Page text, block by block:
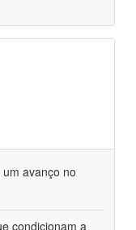
avanço no
condicionam a